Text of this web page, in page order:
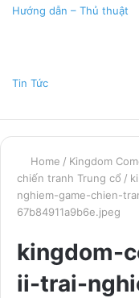
Hướng dẫn – Thủ thuật
Tin Tức
Home / Kingdom
chiến tranh Trung cổ /
nghiem-game-chien-
67b84911a9b6e.jpeg
kingdom-
ii-trai-